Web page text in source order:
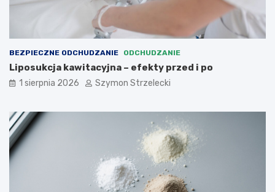
BEZPIECZNE ODCHUDZANIE ODCHUDZANIE
Liposukcja kawitacyjna – efekty przed i po
1 sierpnia 2026 Szymon Strzelecki